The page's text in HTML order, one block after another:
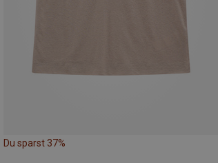
Du sparst 37%